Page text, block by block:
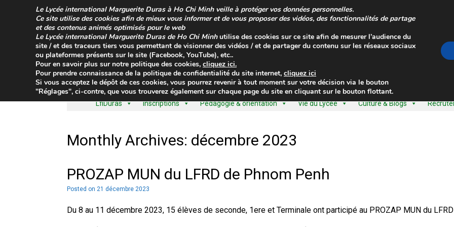
LfiDuras Inscriptions Pédagogie & orientation Vie du Lycée Culture & Blogs
Monthly Archives: décembre 2023
PROZAP MUN du LFRD de Phnom Penh
Posted on 21 décembre 2023
Du 8 au 11 décembre 2023, 15 élèves de seconde, 1ere et Terminale ont participé au PROZAP MUN du
Le Lycée international Marguerite Duras à Ho Chi Minhveille à protéger vos données personnelles.
Ce site utilise des cookies afin de mieux vous informer et de vous proposer des vidéos, des fonctionnalités de partage
et des contenus animés optimisés pour le web
Le Lycée international Marguerite Duras de Ho Chi Minhutilise des cookies sur ce site afin de mesurer l’audience du
site / et des traceurs tiers vous permettant de visionner des vidéos / et de partager du contenu sur les réseaux sociaux
ou plateformes présents sur le site (Facebook, YouTube), etc..
Pour en savoir plus sur notre politique des cookies, cliquez ici.
Pour prendre connaissance de la politique de confidentialité du site internet, cliquez ici
Si vous acceptez le dépôt de ces cookies, vous pourrez revenir à tout moment sur votre décision via le bouton
"Réglages", ci-contre, que vous trouverez également sur chaque page du site en cliquant sur le bouton flottant.